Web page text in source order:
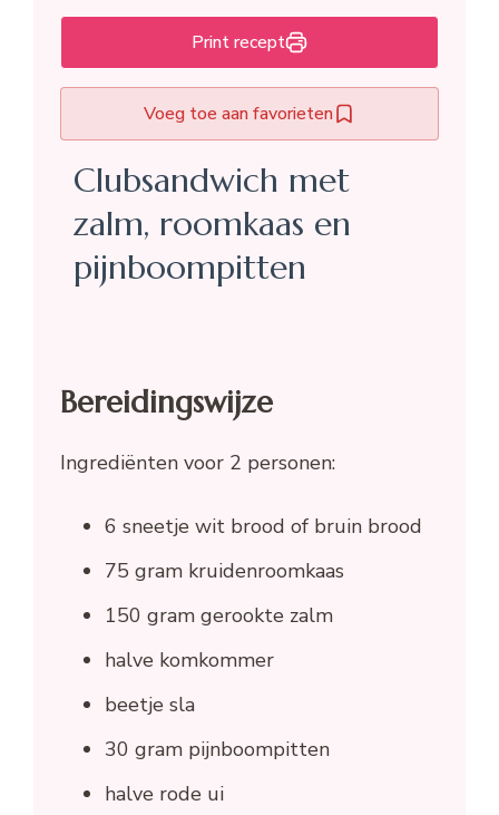
Print recept
Voeg toe aan favorieten
Clubsandwich met
zalm, roomkaas en
pijnboompitten
Bereidingswijze
Ingrediënten voor 2 personen:
6 sneetje wit brood of bruin brood
75 gram kruidenroomkaas
150 gram gerookte zalm
halve komkommer
beetje sla
30 gram pijnboompitten
halve rode ui